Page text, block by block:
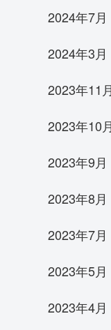
2024年7月
2024年3月
2023年11月
2023年10月
2023年9月
2023年8月
2023年7月
2023年5月
2023年4月